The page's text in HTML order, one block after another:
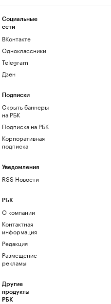
Социальные
сети
ВКонтакте
Одноклассники
Telegram
Дзен
Подписки
Скрыть баннеры
на РБК
Подписка на РБК
Корпоративная
подписка
Уведомления
RSS Новости
РБК
О компании
Контактная
информация
Редакция
Размещение
рекламы
Другие
продукты
РБК